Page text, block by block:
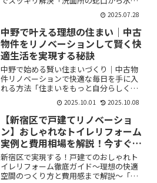
ぽたぽた漏れる」「洗面台の水栓が古く
て使いづらい」「水回りのリフォームっ
て高そうで不安」…このようなお悩みを
お持ちではありませんか？...
2025.07.28
中野で叶える理想の住まい｜中古
物件をリノベーションして賢く快
適生活を実現する秘訣
中野で始める賢い住まいづくり｜中古物
件リノベーションで快適な毎日を手に入
れる方法「住まいをもっと自分らしく、
でも予算や不安も気になる」「中古マン
ションや戸建てをリノベーションって本
当にお得？」「実際にどんな流れで進む
の？」——そんな疑問や不...
2025.10.01 2025.10.08
【新宿区で戸建てリノベーショ
ン】おしゃれなトイレリフォーム
実例と費用相場を解説！今すぐ叶
う快適空間づくり
新宿区で実現する！戸建てのおしゃれト
イレリフォーム徹底ガイド～理想の快適
空間のつくり方と費用感まで解説～「戸